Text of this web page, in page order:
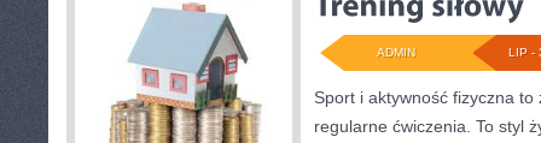
LIP -
ADMIN
Sport i aktywność fizyczna
regularne ćwiczenia. To styl